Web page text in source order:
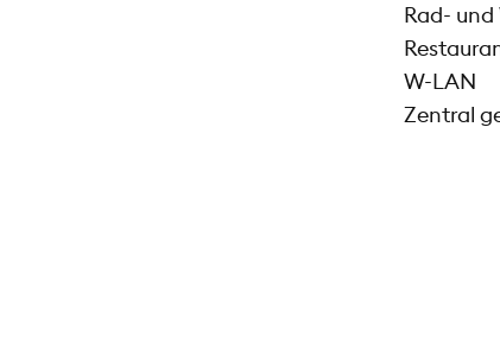
Rad-
W-LAN
Zentral